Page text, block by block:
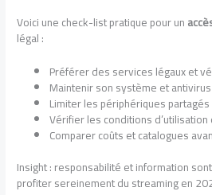
Voici une check-list pratique pour un
légal :
Préférer des services légaux et
Maintenir son système et
Limiter les périphériques
Vérifier les conditions
Comparer coûts et catalogues
Insight : responsabilité et information
profiter sereinement du streaming en